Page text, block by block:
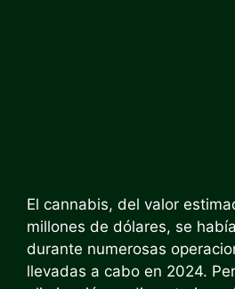
El cannabis, del valor
millones de dólares, se
durante numerosas
llevadas a cabo en 2024.